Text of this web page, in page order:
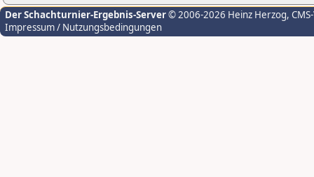
Der Schachturnier-Ergebnis-Server© 2006-2026 Heinz Herzog,
Impressum / Nutzungsbedingungen